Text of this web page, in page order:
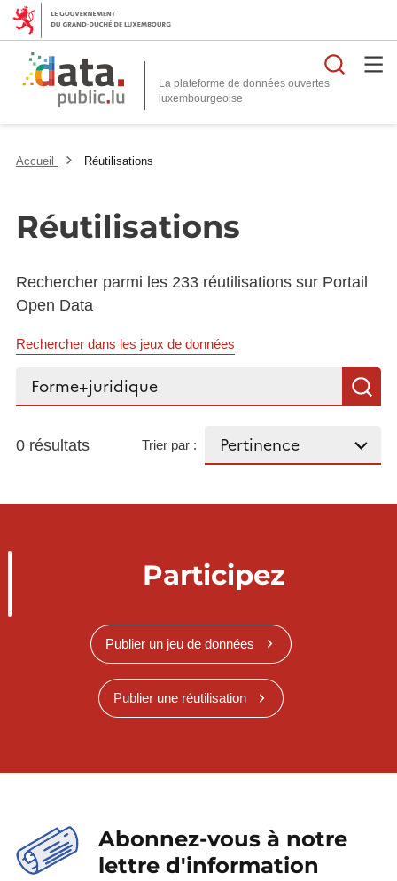
La plateforme de données ouvertes
Accueil Réutilisations
Réutilisations
Rechercher parmi les 233 réutilisations sur Portail
Open Data
Rechercher dans les jeux de données
Rechercher...
0 résultats Trier par :
Participez
Publier un jeu de données
Publier une réutilisation
Abonnez-vous à notre
lettre d'information